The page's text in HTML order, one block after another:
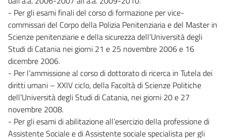
- Per gli esami finali del corso di formazione per vice-
commissari del Corpo della Polizia Penitenziaria e del Master in
Scienze penitenziarie e della sicurezza dell’Università degli
Studi di Catania nei giorni 21 e 25 novembre 2006 e 16
dicembre 2006.
- Per l’ammissione al corso di dottorato di ricerca in Tutela dei
diritti umani – XXIV ciclo, della Facoltà di Scienze Politiche
dell’Università degli Studi di Catania, nei giorni 20 e 27
novembre 2008.
- Per gli esami di abilitazione all’esercizio della professione di
Assistente Sociale e di Assistente sociale specialista per gli